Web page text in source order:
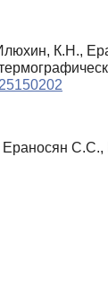
К.Н.,
С.С.,